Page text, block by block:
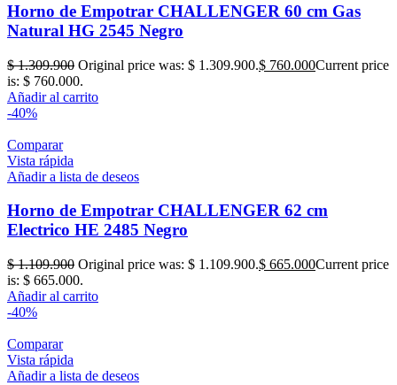
Horno de Empotrar CHALLENGER 60 cm Gas
Natural HG 2545 Negro
$1.309.900 Original price was: $ 1.309.900.$ 760.000Current price
is: $ 760.000.
Añadir al carrito
-40%
Comparar
Vista rápida
Añadir a lista de deseos
Horno de Empotrar CHALLENGER 62 cm
Electrico HE 2485 Negro
$1.109.900 Original price was: $ 1.109.900.$ 665.000Current price
is: $ 665.000.
Añadir al carrito
-40%
Comparar
Vista rápida
Añadir a lista de deseos